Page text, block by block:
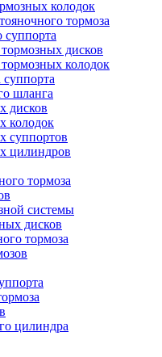
колодок
тормоза
суппорта
дисков
колодок
шланга
дисков
колодок
суппортов
цилиндров
тормоза
системы
дисков
тормоза
цилиндра